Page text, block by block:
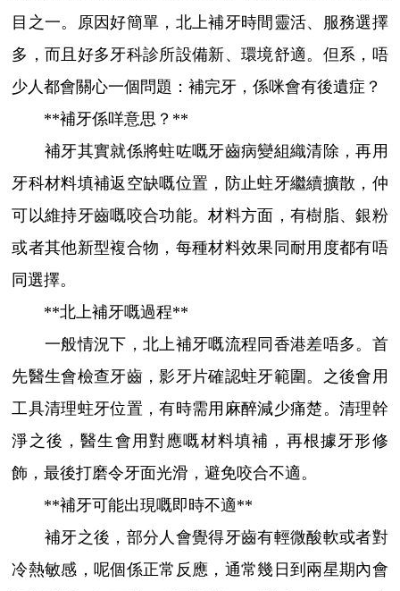
目之一。原因好簡單，北上補牙時間靈活、服務選擇
多，而且好多牙科診所設備新、環境舒適。但系，唔
少人都會關心一個問題：補完牙，係咪會有後遺症？
**補牙係咩意思？**
補牙其實就係將蛀咗嘅牙齒病變組織清除，再用
牙科材料填補返空缺嘅位置，防止蛀牙繼續擴散，仲
可以維持牙齒嘅咬合功能。材料方面，有樹脂、銀粉
或者其他新型複合物，每種材料效果同耐用度都有唔
同選擇。
**北上補牙嘅過程**
一般情況下，北上補牙嘅流程同香港差唔多。首
先醫生會檢查牙齒，影牙片確認蛀牙範圍。之後會用
工具清理蛀牙位置，有時需用麻醉減少痛楚。清理幹
淨之後，醫生會用對應嘅材料填補，再根據牙形修
飾，最後打磨令牙面光滑，避免咬合不適。
**補牙可能出現嘅即時不適**
補牙之後，部分人會覺得牙齒有輕微酸軟或者對
冷熱敏感，呢個係正常反應，通常幾日到兩星期內會